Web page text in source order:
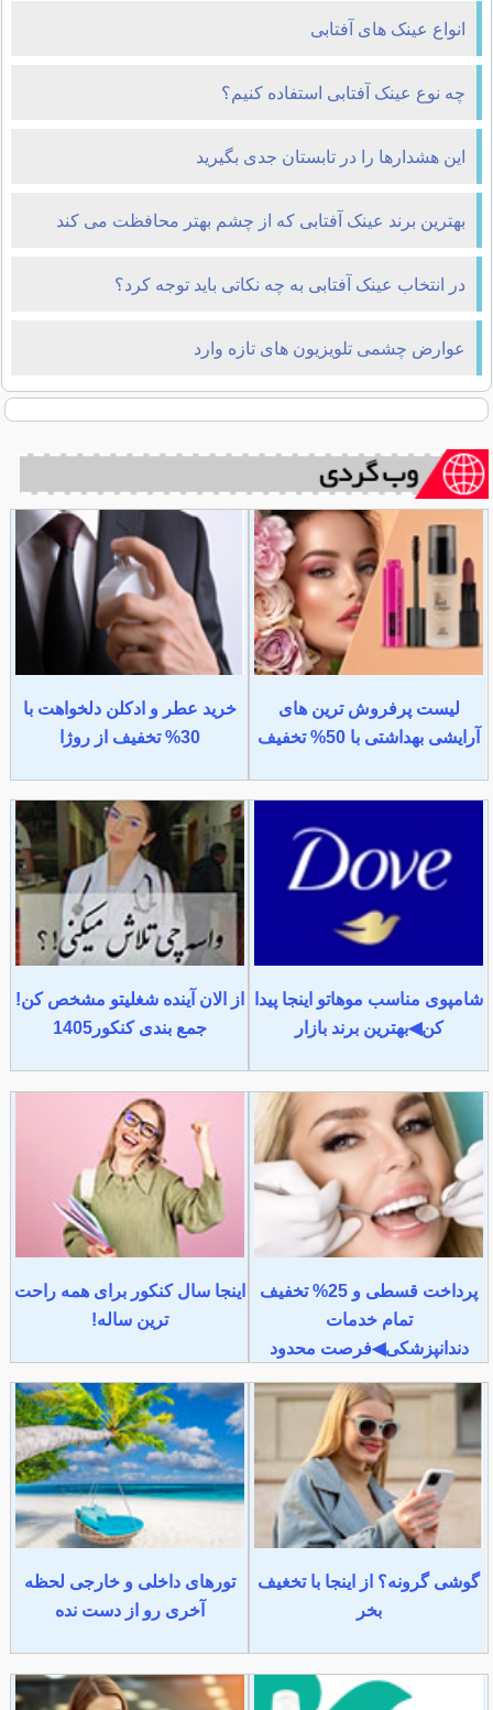
انواع عینک های آفتابی
چه نوع عینک آفتابی استفاده کنیم؟
این هشدارها را در تابستان جدی بگیرید
بهترین برند عینک آفتابی که از چشم بهتر محافظت می کند
در انتخاب عینک آفتابی به چه نکاتی باید توجه کرد؟
عوارض چشمی تلویزیون های تازه وارد
لیست پرفروش ترین های
آرایشی بهداشتی با 50% تخفیف
خرید عطر و ادکلن دلخواهت با
30% تخفیف از روژا
شامپوی مناسب موهاتو اینجا پیدا
کن◀بهترین برند بازار
از الان آینده شغلیتو مشخص کن!
جمع بندی کنکور1405
پرداخت قسطی و 25% تخفیف
تمام خدمات
دندانپزشکی◀فرصت محدود
اینجا سال کنکور برای همه راحت
ترین ساله!
گوشی گرونه؟ از اینجا با تخغیف
بخر
تورهای داخلی و خارجی لحظه
آخری رو از دست نده